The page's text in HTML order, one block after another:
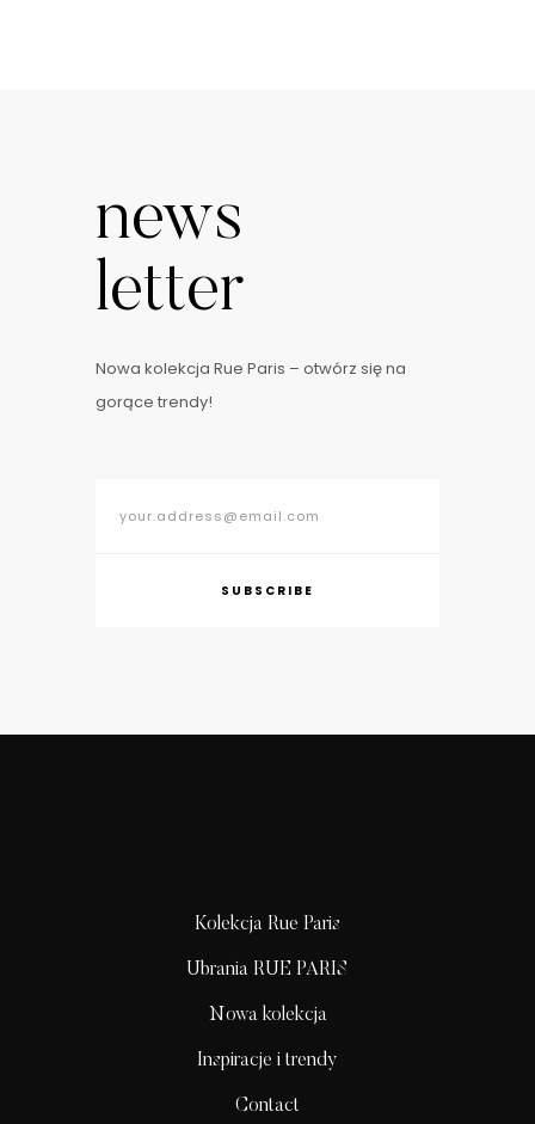
news
letter
Nowa kolekcja Rue Paris – otwórz się na
gorące trendy!
SUBSCRIBE
Kolekcja Rue Paris
Ubrania RUE PARIS
Nowa kolekcja
Inspiracje i trendy
Contact